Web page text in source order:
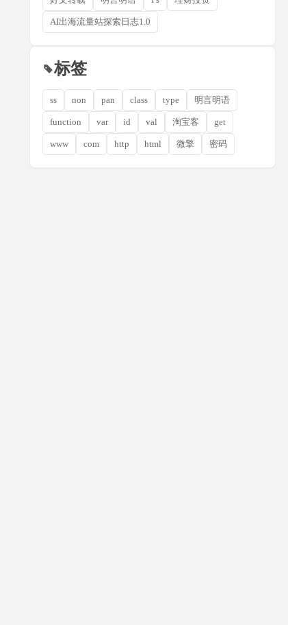
AI出海流量站探索日志1.0
标签
ss non pan class type 明言明语
function var id val 淘宝客 get
www com http html 微擎 密码